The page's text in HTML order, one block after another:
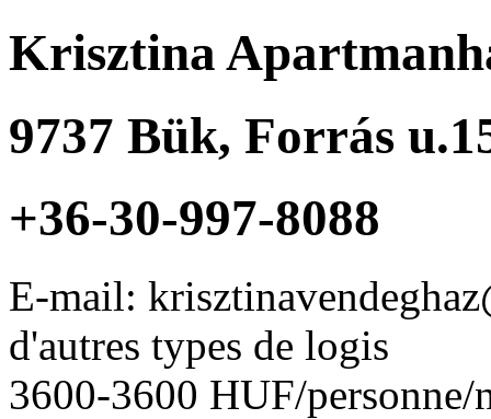
Krisztina
9737 Bük, Forrás
+36-30-997-8088
E-mail:
d'autres types de logis
3600-3600 HUF/personne/